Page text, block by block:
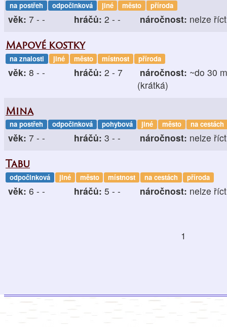
na postřeh odpočinková jiné město příroda
věk: 7 - - hráčů: 2 - - náročnost: nelze říct
Mapové kostky
na znalosti jiné město místnost příroda
věk: 8 - - hráčů: 2 - 7 náročnost: ~do 30
(krátká)
Mina
na postřeh odpočinková pohybová jiné město na cestách
věk: 7 - - hráčů: 3 - - náročnost: nelze říct
Tabu
odpočinková jiné město místnost na cestách příroda
věk: 6 - - hráčů: 5 - - náročnost: nelze říct
1